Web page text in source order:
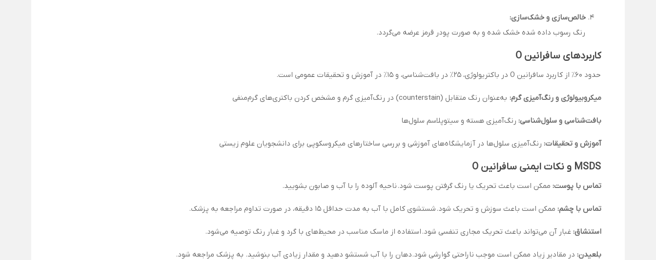
خالص‌سازی و خشک‌سازی:
رنگ رسوب داده شده خشک شده و به صورت پودر قرمز عرضه می‌گردد.
کاربردهای سافرانین O
حدود 60٪ از کاربرد سافرانین O در باکتریولوژی، 25٪ در بافت‌شناسی، و 15٪ در آموزش و تحقیقات عمومی است.
میکروبیولوژی و رنگ‌آمیزی گرم: به‌عنوان رنگ متقابل (counterstain) در رنگ‌آمیزی گرم و مشخص کردن باکتری‌های گرم‌منفی
بافت‌شناسی و سلول‌شناسی: رنگ‌آمیزی هسته و سیتوپلاسم سلول‌ها
آموزش و تحقیقات: رنگ‌آمیزی سلول‌ها در آزمایشگاه‌های آموزشی و بررسی ساختارهای میکروسکوپی برای دانشجویان علوم زیستی
تماس با پوست: ممکن است باعث تحریک یا رنگ گرفتن پوست شود. ناحیه آلوده را با آب و صابون بشویید.
تماس با چشم: ممکن است باعث سوزش و تحریک شود. شستشوی کامل با آب به مدت حداقل ۱۵ دقیقه، در صورت تداوم مراجعه به پزشک.
استنشاق: غبار آن می‌تواند باعث تحریک مجاری تنفسی شود. استفاده از ماسک مناسب در محیط‌های با گرد و غبار رنگ توصیه می‌شود.
بلعیدن: در مقادیر زیاد ممکن است موجب ناراحتی گوارشی شود.دهان را با آب شستشو دهید و مقدار زیادی آب بنوشید. به پزشک مراجعه شود.